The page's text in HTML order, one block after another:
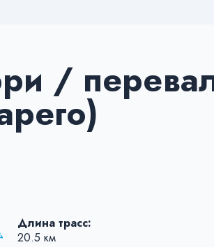
/
Длина трасс:
20.5 км